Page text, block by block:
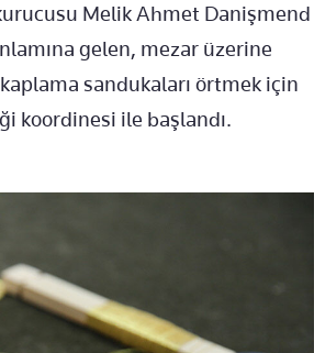
Melik Ahmet Danişmend
gelen, mezar üzerine
sandukaları örtmek için
koordinesi ile başlandı.